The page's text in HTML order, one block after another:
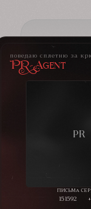
поведаю сплетню за
PR-Agent
151592